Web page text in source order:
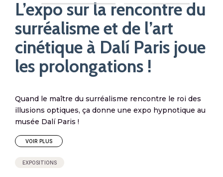
L’expo sur la rencontre du
surréalisme et de l’art
cinétique à Dalí Paris joue
les prolongations !
Quand le maître du surréalisme rencontre le roi des
illusions optiques, ça donne une expo hypnotique au
musée Dalí Paris !
VOIR PLUS
EXPOSITIONS